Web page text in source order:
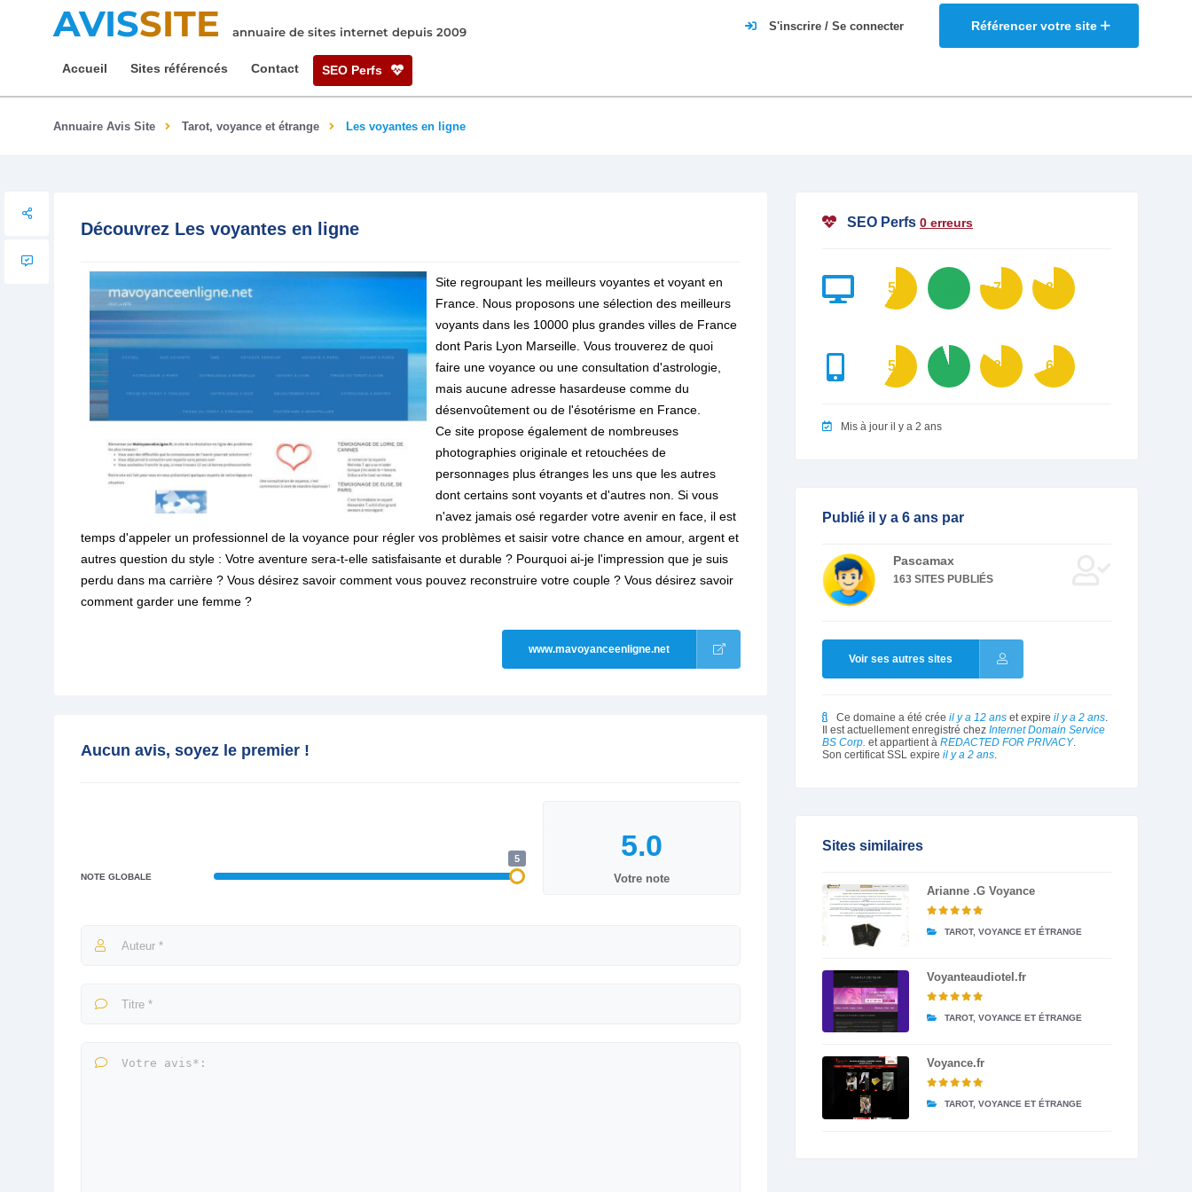
AVISSITE annuaire de sites internet depuis 2009 Référencer votre site
S'inscrire / Se connecter
Accueil Sites référencés Contact SEO Perfs
Annuaire Avis Site Tarot, voyance et étrange Les voyantes en ligne
Découvrez Les voyantes en ligne
Site regroupant les meilleurs voyantes et voyant en
France. Nous proposons une sélection des meilleurs
voyants dans les 10000 plus grandes villes de France
dont Paris Lyon Marseille. Vous trouverez de quoi
faire une voyance ou une consultation d'astrologie,
mais aucune adresse hasardeuse comme du
désenvoûtement ou de l'ésotérisme en France.
Ce site propose également de nombreuses
photographies originale et retouchées de
personnages plus étranges les uns que les autres
dont certains sont voyants et d'autres non. Si vous
n'avez jamais osé regarder votre avenir en face, il est
temps d'appeler un professionnel de la voyance pour régler vos problèmes et saisir votre chance en amour, argent et
autres question du style : Votre aventure sera-t-elle satisfaisante et durable ? Pourquoi ai-je l'impression que je suis
perdu dans ma carrière ? Vous désirez savoir comment vous pouvez reconstruire votre couple ? Vous désirez savoir
comment garder une femme ?
www.mavoyanceenligne.net
Aucun avis, soyez le premier !
NOTE GLOBALE
5
Votre note
SEO Perfs 0 erreurs
59 78 82
59 95 85 69
Mis à jour il y a 2 ans
Publié il y a 6 ans par
Pascamax
163 SITES PUBLIÉS
Voir ses autres sites
Ce domaine a été crée il y a 12 ans et expire il y a 2 ans.
Il est actuellement enregistré chez Internet Domain Service
BS Corp. et appartient à REDACTED FOR PRIVACY.
Son certificat SSL expire il y a 2 ans.
Sites similaires
Arianne .G Voyance
TAROT, VOYANCE ET ÉTRANGE
Voyanteaudiotel.fr
TAROT, VOYANCE ET ÉTRANGE
Voyance.fr
TAROT, VOYANCE ET ÉTRANGE